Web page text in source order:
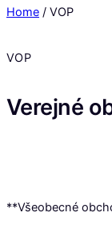
Home / VOP
VOP
Verejné
**Všeobecné